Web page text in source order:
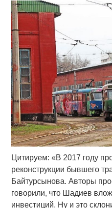
Цитируем: «В 2017 году
реконструкции бывшего
Байтурсынова. Авторы
говорили, что Шадиев
инвестиций. Ну и это